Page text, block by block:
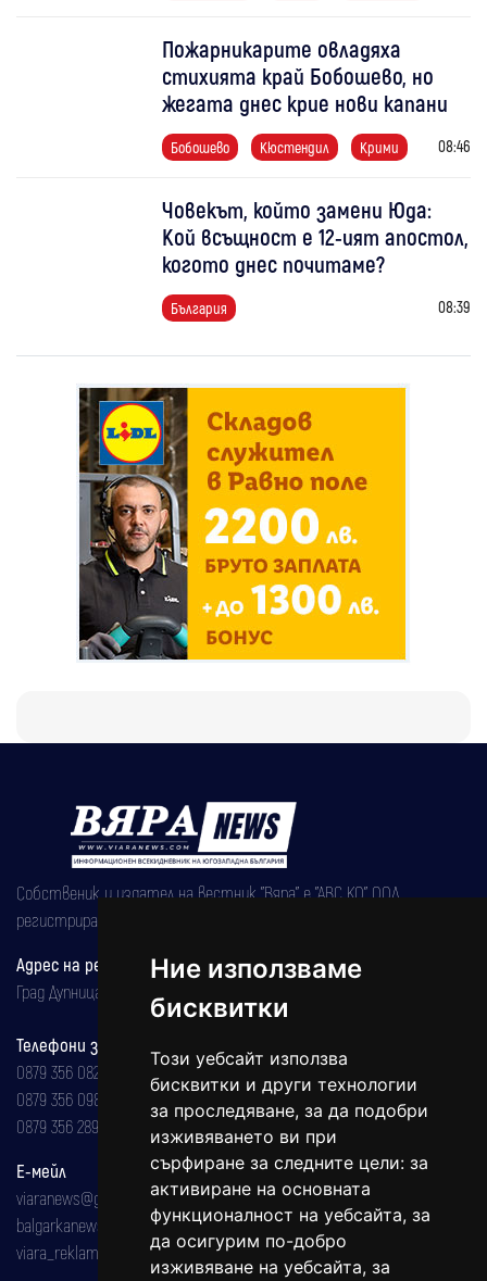
Ние използваме
бисквитки
Този уебсайт използва
бисквитки и други технологии
за проследяване, за да подобри
изживяването ви при
сърфиране за следните цели: за
активиране на основната
функционалност на уебсайта, за
да осигурим по-добро
изживяване на уебсайта, за
Пожарникарите овладяха
стихията край Бобошево, но
жегата днес крие нови капани
Бобошево Кюстендил Крими 08:46
Човекът, който замени Юда:
Кой всъщност е 12-ият апостол,
когото днес почитаме?
България 08:39
Собственик и издател на вестник "Вяра" е "АВС КО" ООД,
регистрирана на 08.05.2002 година.
Адрес на редакцията
Град Дупница, ул.''Христо Ботев" 43
Телефони за реклама и абонаменти
0879 356 082
0879 356 098
0879 356 289
Е-мейл
viaranews@gmail.com
balgarkanews@gmail.com
viara_reklama@mail.bg